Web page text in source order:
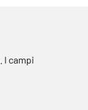
I campi